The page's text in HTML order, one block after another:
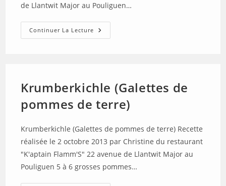
de Llantwit Major au Pouliguen…
Continuer La Lecture Foie
Gras
Son
Pain
D’épices
Krumberkichle (Galettes de
pommes de terre)
Krumberkichle (Galettes de pommes de terre) Recette
réalisée le 2 octobre 2013 par Christine du restaurant
"K'aptain Flamm'S" 22 avenue de Llantwit Major au
Pouliguen 5 à 6 grosses pommes…